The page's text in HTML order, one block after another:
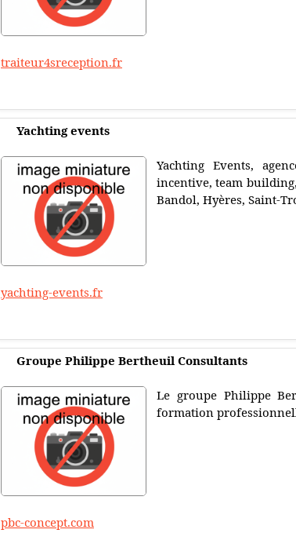
traiteur4sreception.fr
Yachting events
Yachting Events,
incentive, team
Bandol, Hyères, Saint-
yachting-events.fr
Groupe Philippe Bertheuil Consultants
Le groupe Philippe
formation
pbc-concept.com